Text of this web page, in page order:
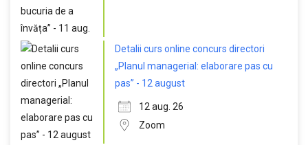
Detalii curs online concurs directori
„Planul managerial: elaborare pas cu
pas” - 12 august
12 aug. 26
Zoom